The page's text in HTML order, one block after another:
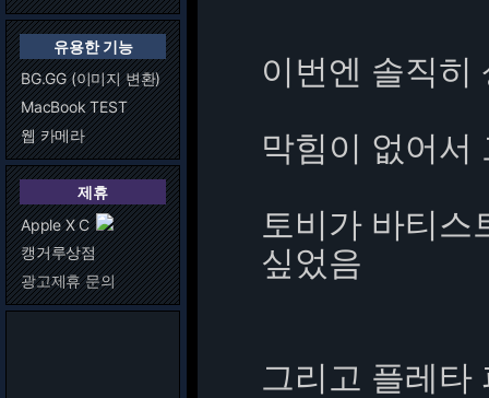
유용한 기능
BG.GG (이미지 변환)
MacBook TEST
웹 카메라
제휴
Apple X C
캥거루상점
광고제휴 문의
이번엔 솔직히
막힘이 없어서
토비가 바티스
싶었음
그리고 플레타